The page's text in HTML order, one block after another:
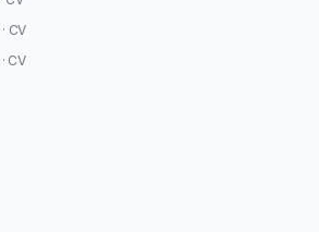
· CV
· CV